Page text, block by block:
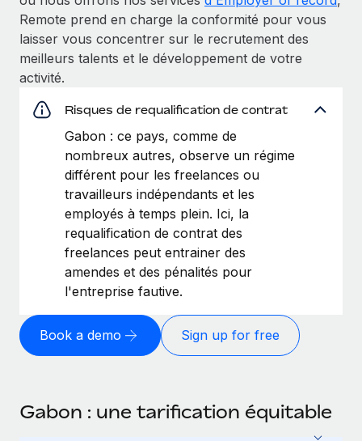
Remote prend en charge la conformité pour vous
laisser vous concentrer sur le recrutement des
meilleurs talents et le développement de votre
activité.
Risques de requalification de contrat
Gabon : ce pays, comme de
nombreux autres, observe un régime
différent pour les freelances ou
travailleurs indépendants et les
employés à temps plein. Ici, la
requalification de contrat des
freelances peut entrainer des
amendes et des pénalités pour
l'entreprise fautive.
Book a demo Sign up for free
Gabon : une tarification équitable